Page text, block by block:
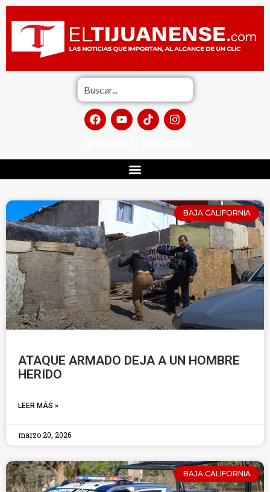
BAJA CALIFORNIA
ATAQUE ARMADO DEJA A UN HOMBRE
HERIDO
LEER MÁS »
marzo 20, 2026
BAJA CALIFORNIA